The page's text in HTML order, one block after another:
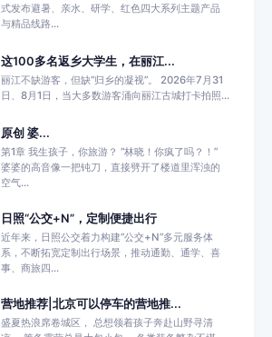
式发布避暑、亲水、研学、红色四大系列主题产品
与精品线路...
这100多名返乡大学生，在丽江...
丽江不缺游客，但缺“归乡的凝视”。 2026年7月31
日、8月1日，当大多数游客涌向丽江古城打卡拍照...
原创 婆...
第1章 我生孩子，你旅游？ “林晓！你疯了吗？！”
婆婆的高音像一把钝刀，直接劈开了楼道里浑浊的
空气...
日照“公交+N”，定制便捷出行
近年来，日照公交着力构建“公交+N”多元服务体
系，不断拓宽定制出行场景，推动通勤、通学、喜
事、商旅四...
营地推荐|北京可以停车的营地推...
盛夏热浪席卷城区， 总想领着孩子奔赴山野寻清